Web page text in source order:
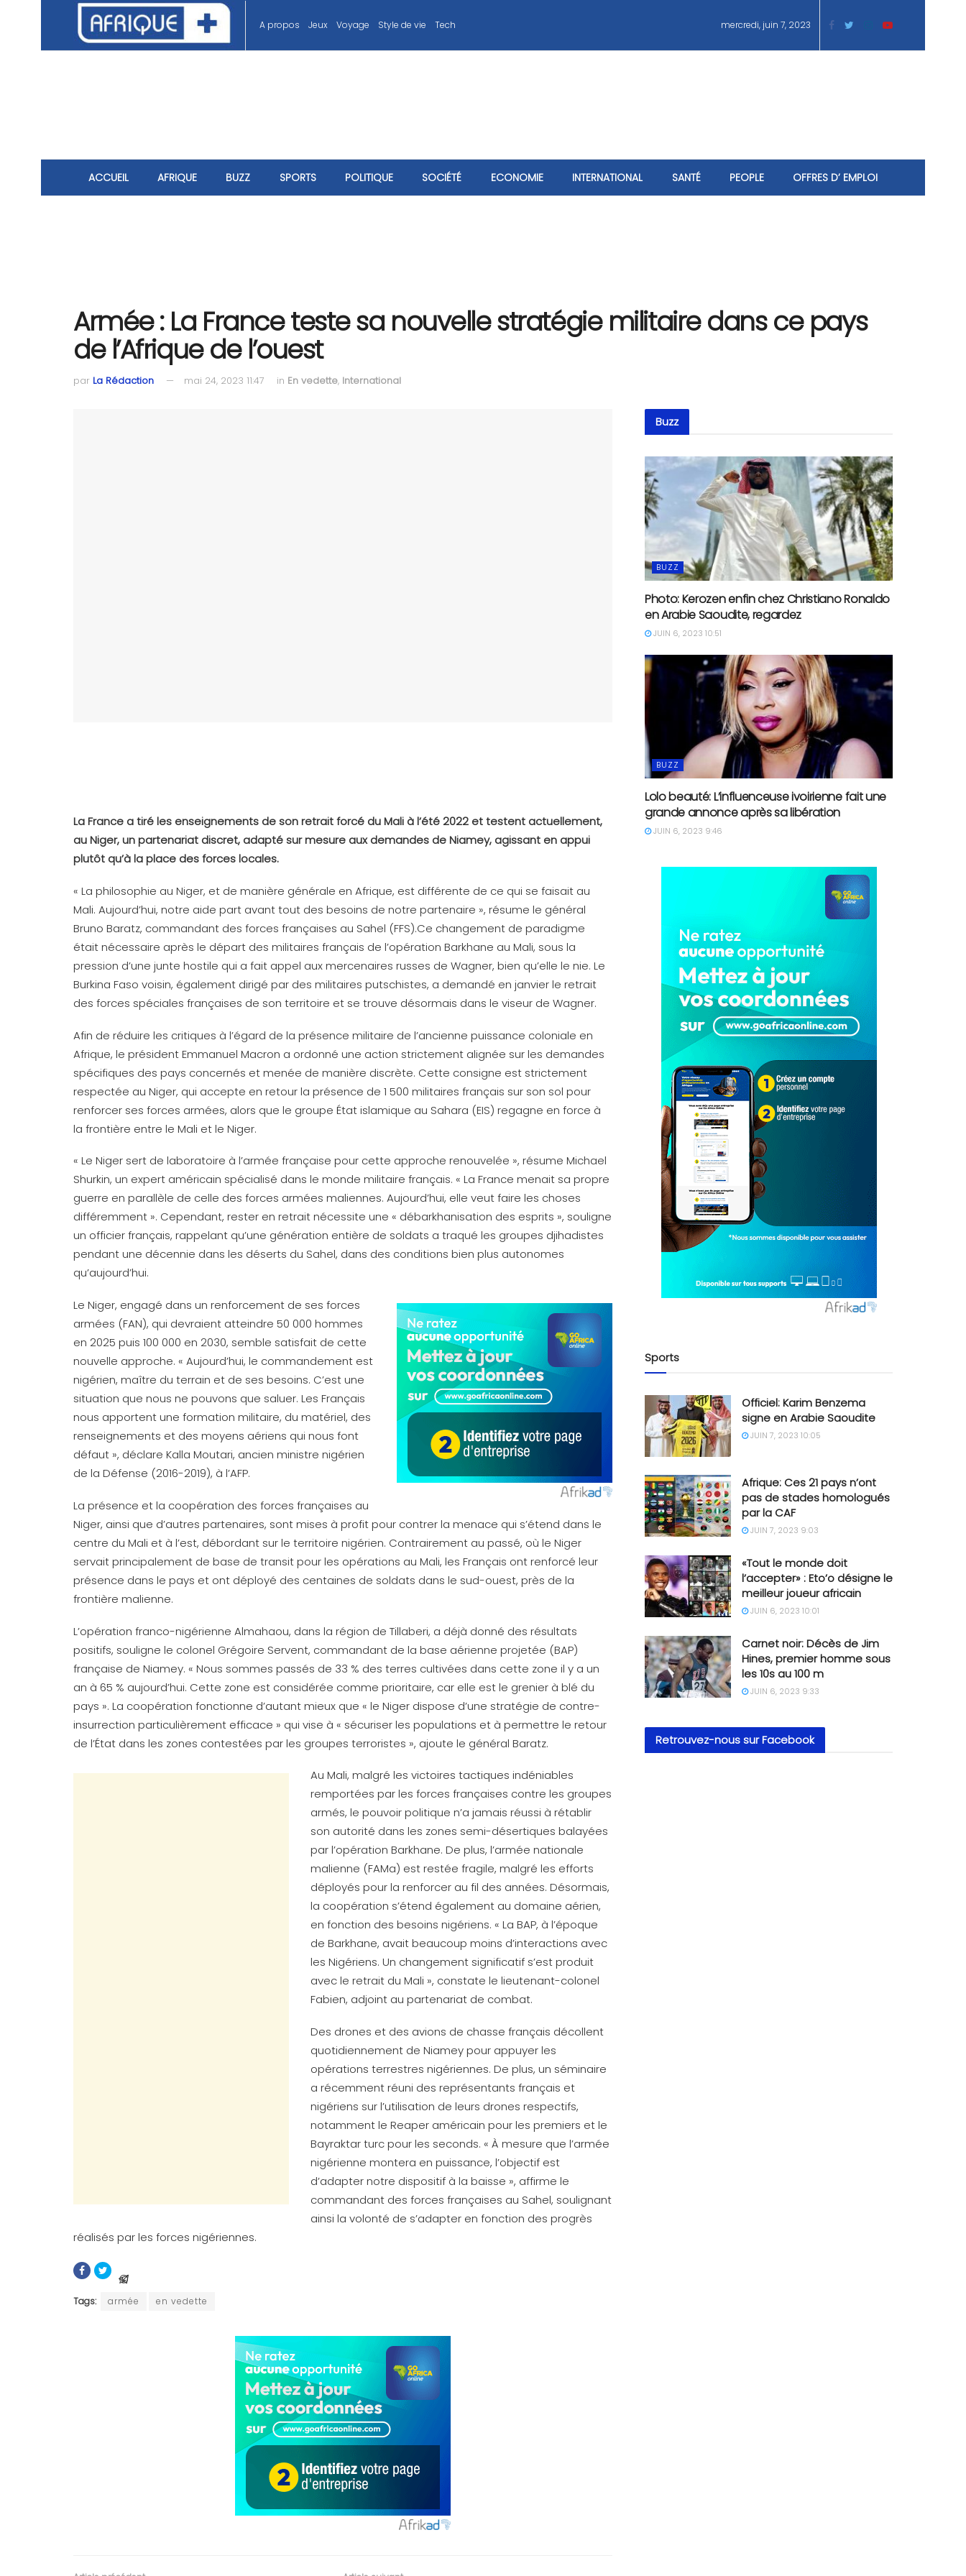
A propos Jeux Voyage Style de vie Tech mercredi, juin 7, 2023
ACCUEIL AFRIQUE BUZZ SPORTS POLITIQUE SOCIÉTÉ ECONOMIE INTERNATIONAL SANTÉ PEOPLE OFFRES D’ EMPLOI
Armée : La France teste sa nouvelle stratégie militaire dans ce pays
de l’Afrique de l’ouest
par La Rédaction mai 24, 2023 11:47 in En vedette, International
La France a tiré les enseignements de son retrait forcé du Mali à l’été 2022 et testent actuellement,
au Niger, un partenariat discret, adapté sur mesure aux demandes de Niamey, agissant en appui
plutôt qu’à la place des forces locales.
« La philosophie au Niger, et de manière générale en Afrique, est différente de ce qui se faisait au
Mali. Aujourd’hui, notre aide part avant tout des besoins de notre partenaire », résume le général
Bruno Baratz, commandant des forces françaises au Sahel (FFS).Ce changement de paradigme
était nécessaire après le départ des militaires français de l’opération Barkhane au Mali, sous la
pression d’une junte hostile qui a fait appel aux mercenaires russes de Wagner, bien qu’elle le nie. Le
Burkina Faso voisin, également dirigé par des militaires putschistes, a demandé en janvier le retrait
des forces spéciales françaises de son territoire et se trouve désormais dans le viseur de Wagner.
Afin de réduire les critiques à l’égard de la présence militaire de l’ancienne puissance coloniale en
Afrique, le président Emmanuel Macron a ordonné une action strictement alignée sur les demandes
spécifiques des pays concernés et menée de manière discrète. Cette consigne est strictement
respectée au Niger, qui accepte en retour la présence de 1 500 militaires français sur son sol pour
renforcer ses forces armées, alors que le groupe État islamique au Sahara (EIS) regagne en force à
la frontière entre le Mali et le Niger.
« Le Niger sert de laboratoire à l’armée française pour cette approche renouvelée », résume Michael
Shurkin, un expert américain spécialisé dans le monde militaire français. « La France menait sa propre
guerre en parallèle de celle des forces armées maliennes. Aujourd’hui, elle veut faire les choses
différemment ». Cependant, rester en retrait nécessite une « débarkhanisation des esprits », souligne
un officier français, rappelant qu’une génération entière de soldats a traqué les groupes djihadistes
pendant une décennie dans les déserts du Sahel, dans des conditions bien plus autonomes
qu’aujourd’hui.
Le Niger, engagé dans un renforcement de ses forces
armées (FAN), qui devraient atteindre 50 000 hommes
en 2025 puis 100 000 en 2030, semble satisfait de cette
nouvelle approche. « Aujourd’hui, le commandement est
nigérien, maître du terrain et de ses besoins. C’est une
situation que nous ne pouvons que saluer. Les Français
nous apportent une formation militaire, du matériel, des
renseignements et des moyens aériens qui nous font
défaut », déclare Kalla Moutari, ancien ministre nigérien
de la Défense (2016-2019), à l’AFP.
La présence et la coopération des forces françaises au
Niger, ainsi que d’autres partenaires, sont mises à profit pour contrer la menace qui s’étend dans le
centre du Mali et à l’est, débordant sur le territoire nigérien. Contrairement au passé, où le Niger
servait principalement de base de transit pour les opérations au Mali, les Français ont renforcé leur
présence dans le pays et ont déployé des centaines de soldats dans le sud-ouest, près de la
frontière malienne.
L’opération franco-nigérienne Almahaou, dans la région de Tillaberi, a déjà donné des résultats
positifs, souligne le colonel Grégoire Servent, commandant de la base aérienne projetée (BAP)
française de Niamey. « Nous sommes passés de 33 % des terres cultivées dans cette zone il y a un
an à 65 % aujourd’hui. Cette zone est considérée comme prioritaire, car elle est le grenier à blé du
pays ». La coopération fonctionne d’autant mieux que « le Niger dispose d’une stratégie de contre-
insurrection particulièrement efficace » qui vise à « sécuriser les populations et à permettre le retour
de l’État dans les zones contestées par les groupes terroristes », ajoute le général Baratz.
Au Mali, malgré les victoires tactiques indéniables
remportées par les forces françaises contre les groupes
armés, le pouvoir politique n’a jamais réussi à rétablir
son autorité dans les zones semi-désertiques balayées
par l’opération Barkhane. De plus, l’armée nationale
malienne (FAMa) est restée fragile, malgré les efforts
déployés pour la renforcer au fil des années. Désormais,
la coopération s’étend également au domaine aérien,
en fonction des besoins nigériens. « La BAP, à l’époque
de Barkhane, avait beaucoup moins d’interactions avec
les Nigériens. Un changement significatif s’est produit
avec le retrait du Mali », constate le lieutenant-colonel
Fabien, adjoint au partenariat de combat.
Des drones et des avions de chasse français décollent
quotidiennement de Niamey pour appuyer les
opérations terrestres nigériennes. De plus, un séminaire
a récemment réuni des représentants français et
nigériens sur l’utilisation de leurs drones respectifs,
notamment le Reaper américain pour les premiers et le
Bayraktar turc pour les seconds. « À mesure que l’armée
nigérienne montera en puissance, l’objectif est
d’adapter notre dispositif à la baisse », affirme le
commandant des forces françaises au Sahel, soulignant
ainsi la volonté de s’adapter en fonction des progrès
réalisés par les forces nigériennes.
Tags: armée en vedette
Buzz
BUZZ
Photo: Kerozen enfin chez Christiano Ronaldo
en Arabie Saoudite, regardez
JUIN 6, 2023 10:51
BUZZ
Lolo beauté: L’influenceuse ivoirienne fait une
grande annonce après sa libération
JUIN 6, 2023 9:46
Sports
Officiel: Karim Benzema
signe en Arabie Saoudite
JUIN 7, 2023 10:05
Afrique: Ces 21 pays n’ont
pas de stades homologués
par la CAF
JUIN 7, 2023 9:03
«Tout le monde doit
l’accepter» : Eto’o désigne le
meilleur joueur africain
JUIN 6, 2023 10:01
Carnet noir: Décès de Jim
Hines, premier homme sous
les 10s au 100 m
JUIN 6, 2023 9:33
Retrouvez-nous sur Facebook